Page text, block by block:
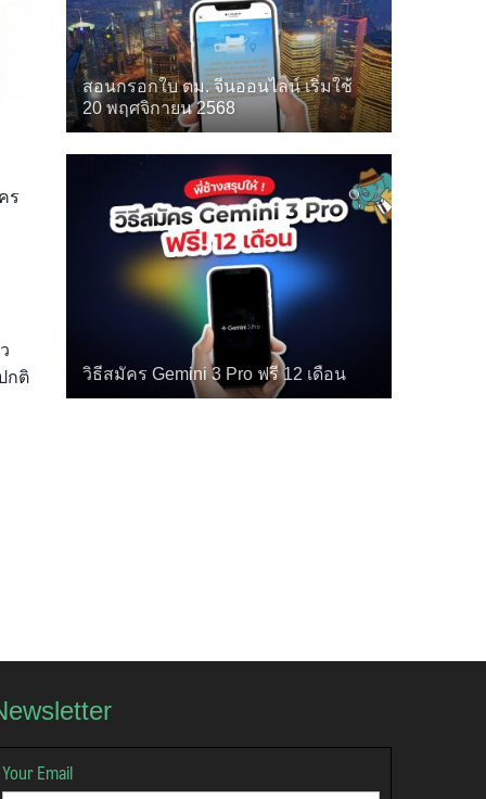
ร
กติ
สอนกรอกใบ ตม. จีนออนไลน์ เริ่มใช้
20 พฤศจิกายน 2568
วิธีสมัคร Gemini 3 Pro ฟรี 12 เดือน
Your Email